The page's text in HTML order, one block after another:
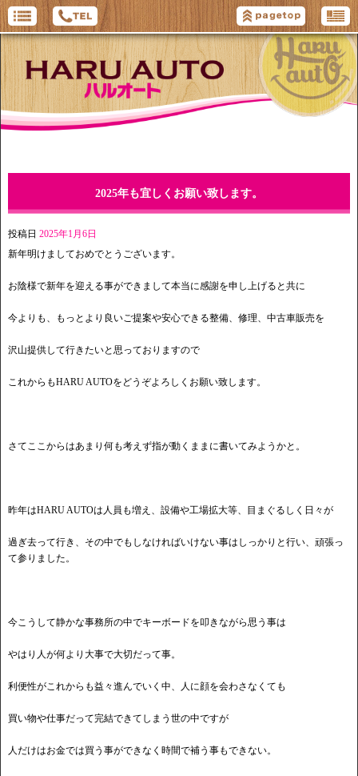
2025年も宜しくお願い致します。
投稿日 2025年1月6日
新年明けましておめでとうございます。
お陰様で新年を迎える事ができまして本当に感謝を申し上げると共に
今よりも、もっとより良いご提案や安心できる整備、修理、中古車販売を
沢山提供して行きたいと思っておりますので
これからもHARU AUTOをどうぞよろしくお願い致します。
さてここからはあまり何も考えず指が動くままに書いてみようかと。
昨年はHARU AUTOは人員も増え、設備や工場拡大等、目まぐるしく日々が
過ぎ去って行き、その中でもしなければいけない事はしっかりと行い、頑張っ
て参りました。
今こうして静かな事務所の中でキーボードを叩きながら思う事は
やはり人が何より大事で大切だって事。
利便性がこれからも益々進んでいく中、人に顔を会わさなくても
買い物や仕事だって完結できてしまう世の中ですが
人だけはお金では買う事ができなく時間で補う事もできない。